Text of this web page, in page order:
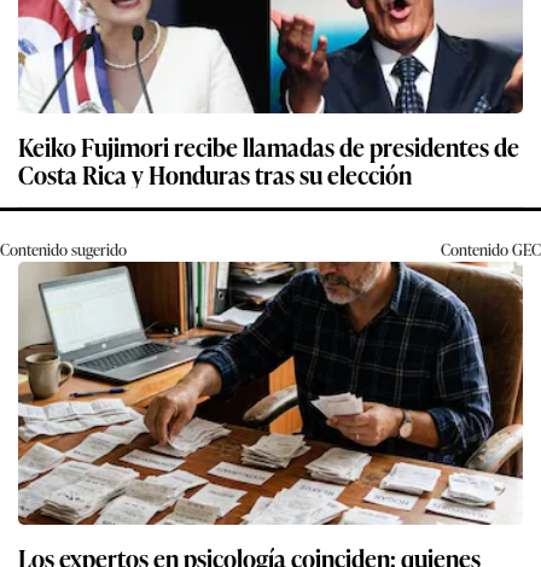
Keiko Fujimori recibe llamadas de presidentes de
Costa Rica y Honduras tras su elección
Contenido sugerido ContenidoGEC
Los expertos en psicología coinciden: quienes